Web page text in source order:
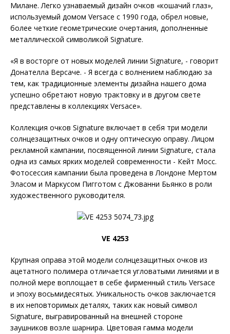
Милане. Легко узнаваемый дизайн очков «кошачий глаз»,
используемый домом Versace с 1990 года, обрел новые,
более четкие геометрические очертания, дополненные
металлической символикой Signature.
«Я в восторге от новых моделей линии Signature, - говорит
Донателла Версаче. - Я всегда с волнением наблюдаю за
тем, как традиционные элементы дизайна нашего дома
успешно обретают новую трактовку и в другом свете
представлены в коллекциях Versace».
Коллекция очков Signature включает в себя три модели
солнцезащитных очков и одну оптическую оправу. Лицом
рекламной кампании, посвященной линии Signature, стала
одна из самых ярких моделей современности - Кейт Мосс.
Фотосессия кампании была проведена в Лондоне Мертом
Эласом и Маркусом Пигготом с Джованни Бьянко в роли
художественного руководителя.
VE 4253
Крупная оправа этой модели солнцезащитных очков из
ацетатного полимера отличается угловатыми линиями и в
полной мере воплощает в себе фирменный стиль Versace
и эпоху восьмидесятых. Уникальность очков заключается
в их неповторимых деталях, таких как новый символ
Signature, выгравированный на внешней стороне
заушников возле шарнира. Цветовая гамма модели